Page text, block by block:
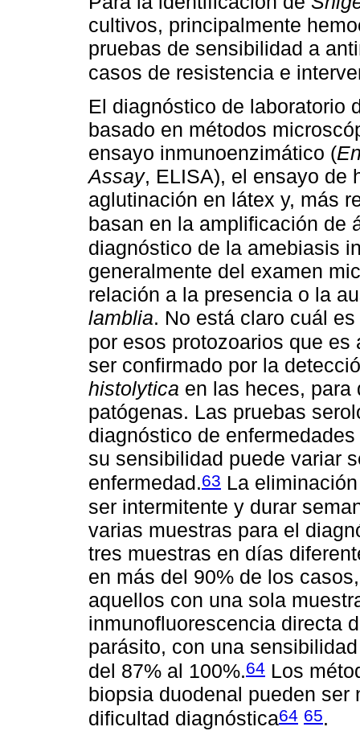
cultivos, principalmente
pruebas de sensibilidad a
casos de resistencia e
El diagnóstico de laboratorio
basado en métodos
ensayo inmunoenzimático (
Assay, ELISA), el ensayo de
aglutinación en látex y, más
basan en la amplificación de
diagnóstico de la amebiasis
generalmente del examen
relación a la presencia o la
lamblia. No está claro cuál
por esos protozoarios que es
ser confirmado por la
histolytica en las heces, para
patógenas. Las pruebas
diagnóstico de
su sensibilidad puede variar
enfermedad.63 La
ser intermitente y durar
varias muestras para el
tres muestras en días
en más del 90% de los
aquellos con una sola
inmunofluorescencia directa
parásito, con una
del 87% al 100%.64 Los
biopsia duodenal pueden
dificultad diagnóstica64 65.